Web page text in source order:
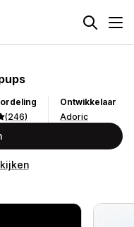
(246)
Ontwikkelaar
Adoric